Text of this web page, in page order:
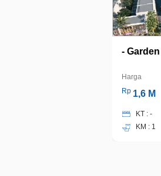
-
Harga
Rp 1,6 M
KT : -
KM : 1